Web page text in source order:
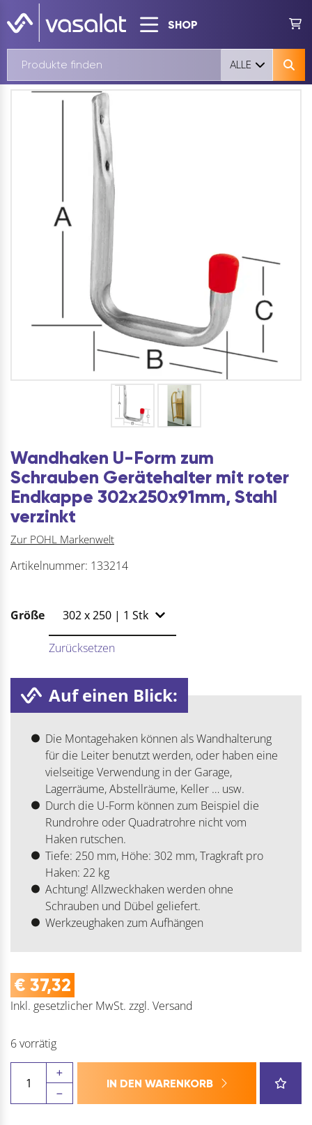
SHOP
ALLE
Wandhaken U-Form zum
Schrauben Gerätehalter mit roter
Endkappe 302x250x91mm, Stahl
verzinkt
Zur POHL Markenwelt
Artikelnummer: 133214
Größe
Zurücksetzen
Auf einen Blick:
Die Montagehaken können als Wandhalterung
für die Leiter benutzt werden, oder haben eine
vielseitige Verwendung in der Garage,
Lagerräume, Abstellräume, Keller … usw.
Durch die U-Form können zum Beispiel die
Rundrohre oder Quadratrohre nicht vom
Haken rutschen.
Tiefe: 250 mm, Höhe: 302 mm, Tragkraft pro
Haken: 22 kg
Achtung! Allzweckhaken werden ohne
Schrauben und Dübel geliefert.
Werkzeughaken zum Aufhängen
€ 37,32
Inkl. gesetzlicher MwSt. zzgl. Versand
6 vorrätig
Wandhaken
Form
IN DEN WARENKORB